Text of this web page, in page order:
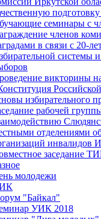
семинары с
членов
в связи с 20-
системы и
викторины
избирательного
рабочей
отделениями
инвалидов
заседание
молодежи
"Байкал"
УИК 2018